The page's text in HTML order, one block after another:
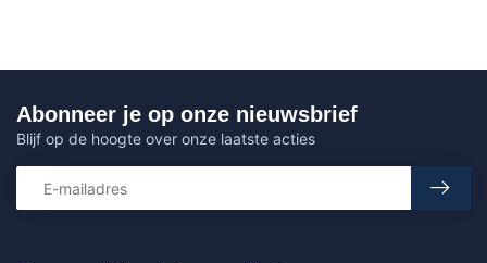
Abonneer je op onze nieuwsbrief
Blijf op de hoogte over onze laatste acties